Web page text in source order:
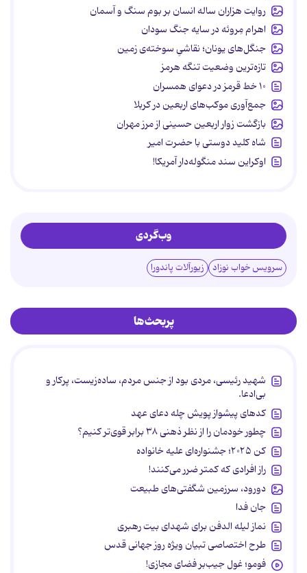
روایت هزاران ساله انسان بر بوم سنگ و آسمان
اهرام مِروئه در سایه جنگ سودان
جنگل‌های یونان؛ نقاشیِ سوخته‌ی زمین
تازه‌ترین وضعیت تنگه هرمز
۱۰ خط قرمز در دعوای همسران
جمع‌آوری موکب‌های اربعین در کربلا
بازگشت زوار اربعین حسینی از مرز مهران
شاه کلید دوستی با حضرت امیر
اوکراین سند منگوله‌دار آمریکا!
وب‌گردی
سرویس خواب نوزاد زیورآلات پاندورا
پربحث‌ها
شهید رئیسی، مردی بود از جنس مردم، ساده‌زیست، پرکار و
بی‌ادعا.
کدهای پیشواز پویش چله دعای عهد
چطور خودمان را از نظر ذهنی ۳۸ برابر قوی‌تر کنیم؟
کن ۲۰۲۵؛ جشنواره‌ای علیه خانواده
راز افرادی که کمتر ضرر می‌کنند!
دورود، سرزمین شگفتی‌های طبیعت
جان فدا
نماز لیله الدفن برای شهدای بیت رهبری
طرح اختصاصی تبیان ویژه روز جهانی قدس
فومو؛ غول جیب‌بر فضای مجازی!